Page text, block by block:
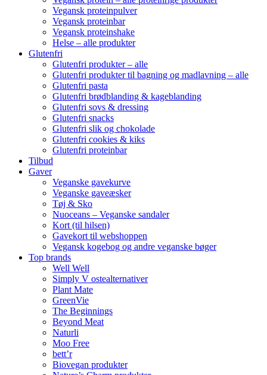
Vegansk proteinpulver
Vegansk proteinbar
Vegansk proteinshake
Helse – alle produkter
Glutenfri
Glutenfri produkter – alle
Glutenfri produkter til bagning og madlavning – alle
Glutenfri pasta
Glutenfri brødblanding & kageblanding
Glutenfri sovs & dressing
Glutenfri snacks
Glutenfri slik og chokolade
Glutenfri cookies & kiks
Glutenfri proteinbar
Tilbud
Gaver
Veganske gavekurve
Veganske gaveæsker
Tøj & Sko
Nuoceans – Veganske sandaler
Kort (til hilsen)
Gavekort til webshoppen
Vegansk kogebog og andre veganske bøger
Top brands
Well Well
Simply V ostealternativer
Plant Mate
GreenVie
The Beginnings
Beyond Meat
Naturli
Moo Free
bett’r
Biovegan produkter